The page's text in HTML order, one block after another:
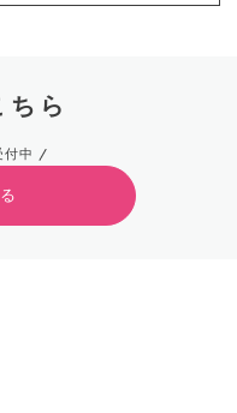
ら
中